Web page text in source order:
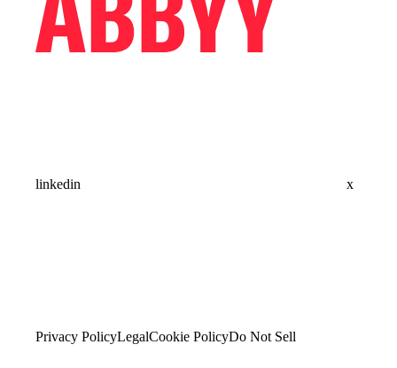
linkedin x
Privacy PolicyLegalCookie PolicyDo Not Sell